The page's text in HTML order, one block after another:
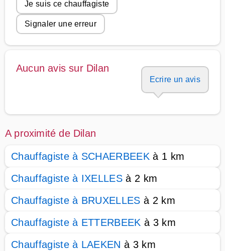
Je suis ce chauffagiste
Signaler une erreur
Aucun avis sur Dilan
Ecrire un avis
A proximité de Dilan
Chauffagiste à SCHAERBEEK à 1 km
Chauffagiste à IXELLES à 2 km
Chauffagiste à BRUXELLES à 2 km
Chauffagiste à ETTERBEEK à 3 km
Chauffagiste à LAEKEN à 3 km